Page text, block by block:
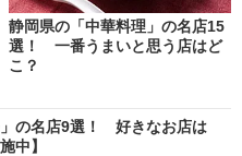
静岡県の「中華料理」の名店15
選！ 一番うまいと思う店はど
こ？
の名店9選！ 好きなお店は
中】